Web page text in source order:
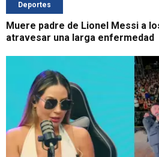
Deportes
Muere padre de Lionel Messi a
atravesar una larga enfermedad